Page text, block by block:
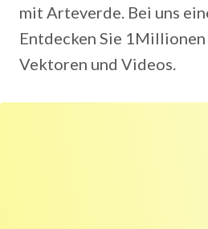
mit Arteverde. Bei uns
Entdecken Sie
Vektoren und Videos.